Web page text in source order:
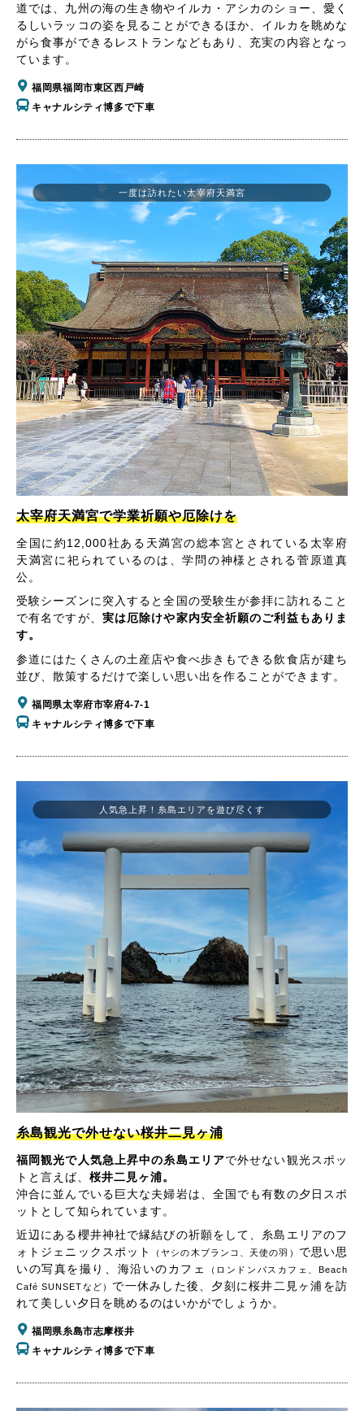
道では、九州の海の生き物やイルカ・アシカのショー、愛く
るしいラッコの姿を見ることができるほか、イルカを眺めな
がら食事ができるレストランなどもあり、充実の内容となっ
ています。
福岡県福岡市東区西戸崎
キャナルシティ博多で下車
太宰府天満宮で学業祈願や厄除けを
全国に約12,000社ある天満宮の総本宮とされている太宰府
天満宮に祀られているのは、学問の神様とされる菅原道真
公。
受験シーズンに突入すると全国の受験生が参拝に訪れること
で有名ですが、 実は厄除けや家内安全祈願のご利益もありま
す。
参道にはたくさんの土産店や食べ歩きもできる飲食店が建ち
並び、散策するだけで楽しい思い出を作ることができます。
福岡県太宰府市宰府4-7-1
キャナルシティ博多で下車
一度は訪れたい太宰府天満宮
人気急上昇！糸島エリアを遊び尽くす
糸島観光で外せない桜井二見ヶ浦
福岡観光で人気急上昇中の糸島エリアで外せない観光スポッ
トと言えば、 桜井二見ヶ浦。
沖合に並んでいる巨大な夫婦岩は、全国でも有数の夕日スポ
ットとして知られています。
近辺にある櫻井神社で縁結びの祈願をして、糸島エリアのフ
ォトジェニックスポット
（ヤシの木ブランコ、天使の羽）
で思い思
いの写真を撮り、海沿いのカフェ
（ロンドンバスカフェ、Beach
Café SUNSETなど） で一休みした後、夕刻に桜井二見ヶ浦を訪
れて美しい夕日を眺めるのはいかがでしょうか。
福岡県糸島市志摩桜井
キャナルシティ博多で下車